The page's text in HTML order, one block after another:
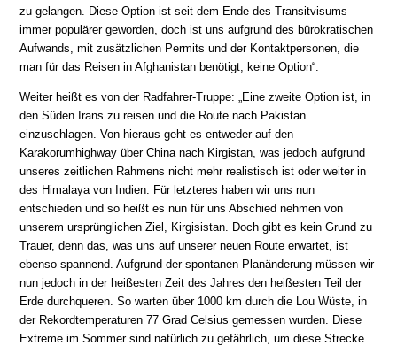
zu gelangen. Diese Option ist seit dem Ende des Transitvisums
immer populärer geworden, doch ist uns aufgrund des bürokratischen
Aufwands, mit zusätzlichen Permits und der Kontaktpersonen, die
man für das Reisen in Afghanistan benötigt, keine Option“.
Weiter heißt es von der Radfahrer-Truppe: „Eine zweite Option ist, in
den Süden Irans zu reisen und die Route nach Pakistan
einzuschlagen. Von hieraus geht es entweder auf den
Karakorumhighway über China nach Kirgistan, was jedoch aufgrund
unseres zeitlichen Rahmens nicht mehr realistisch ist oder weiter in
des Himalaya von Indien. Für letzteres haben wir uns nun
entschieden und so heißt es nun für uns Abschied nehmen von
unserem ursprünglichen Ziel, Kirgisistan. Doch gibt es kein Grund zu
Trauer, denn das, was uns auf unserer neuen Route erwartet, ist
ebenso spannend. Aufgrund der spontanen Planänderung müssen wir
nun jedoch in der heißesten Zeit des Jahres den heißesten Teil der
Erde durchqueren. So warten über 1000 km durch die Lou Wüste, in
der Rekordtemperaturen 77 Grad Celsius gemessen wurden. Diese
Extreme im Sommer sind natürlich zu gefährlich, um diese Strecke